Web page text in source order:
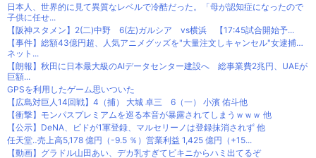
日本人、世界的に見て異質なレベルで冷酷だった。「母が認知症になったので
子供に任せ...
【阪神スタメン】2(二)中野 6(左)ガルシア vs横浜 【17:45試合開始予...
【事件】総額43億円超、人気アニメグッズを"大量注文しキャンセル"女逮捕…
ネット...
【朗報】秋田に日本最大級のAIデータセンター建設へ 総事業費2兆円、UAEが
巨額...
GPSを利用したゲーム思いついた
【広島対巨人14回戦】4（捕） 大城 卓三 6（一） 小濱 佑斗他
【衝撃】モンパスプレミアムを巡る本音が暴露されてしまうｗｗｗ 他
【公示】DeNA、ビドが1軍登録、マルセリーノは登録抹消されず 他
任天堂‥売上高5,178 億円（-9.5 ％）営業利益 1,425 億円（+15...
【動画】グラドル山田あい、デカ乳すぎてビキニからハミ出てるぞ